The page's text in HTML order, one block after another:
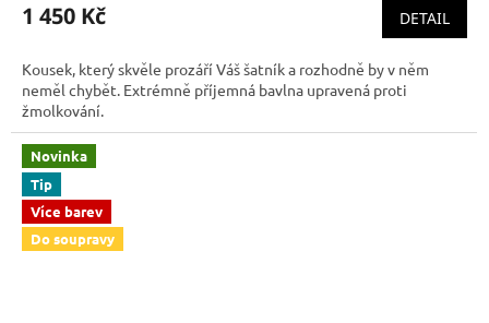
1 450 Kč DETAIL
Kousek, který skvěle prozáří Váš šatník a rozhodně by v něm
neměl chybět. Extrémně příjemná bavlna upravená proti
žmolkování.
Novinka
Tip
Více barev
Do soupravy